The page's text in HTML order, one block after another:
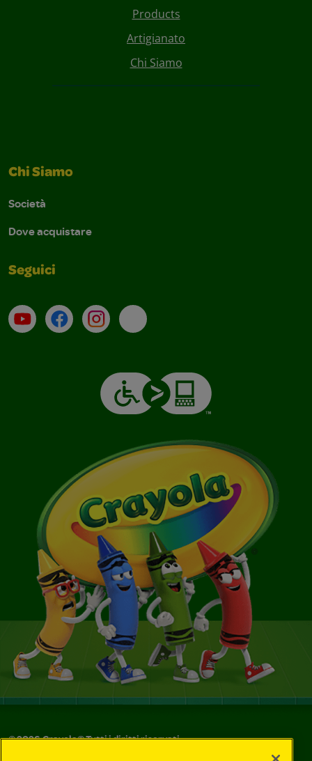
Products
Artigianato
Chi Siamo
Chi Siamo
Società
Dove acquistare
Seguici
Su YouTube
ContattiProfilo Instagram
Email
©2026Crayola® Tutti i diritti riservati.